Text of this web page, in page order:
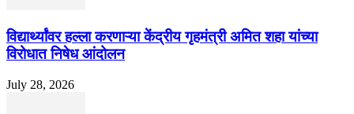
विद्यार्थ्यांवर हल्ला करणाऱ्या केंद्रीय गृहमंत्री अमित शहा यांच्या
विरोधात निषेध आंदोलन
July 28, 2026